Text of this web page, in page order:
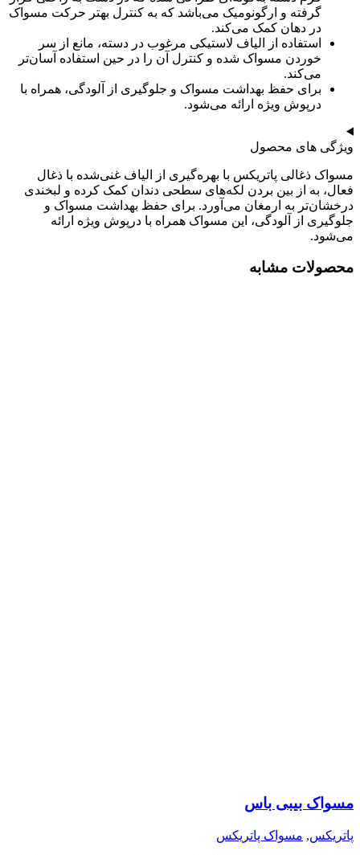
گرفته و ارگونومیک می‌باشد که به کنترل بهتر حرکت مسواک
در دهان کمک می‌کند.
استفاده از الیاف لاستیکی مرغوب در دسته، مانع از سر
خوردن مسواک شده و کنترل آن را در حین استفاده آسان‌تر
می‌کند.
برای حفظ بهداشت مسواک و جلوگیری از آلودگی، همراه با
درپوش ویژه ارائه می‌شود.
ویژگی های محصول
مسواک ذغالی پاتریکس با بهره‌گیری از الیاف غنی‌شده با ذغال
فعال، به از بین بردن لکه‌های سطحی دندان کمک کرده و لبخندی
درخشان‌تر به ارمغان می‌آورد. برای حفظ بهداشت مسواک و
جلوگیری از آلودگی، این مسواک همراه با درپوش ویژه ارائه
می‌شود.
محصولات مشابه
مسواک بیبی باس
پاتریکس, مسواک پاتریکس